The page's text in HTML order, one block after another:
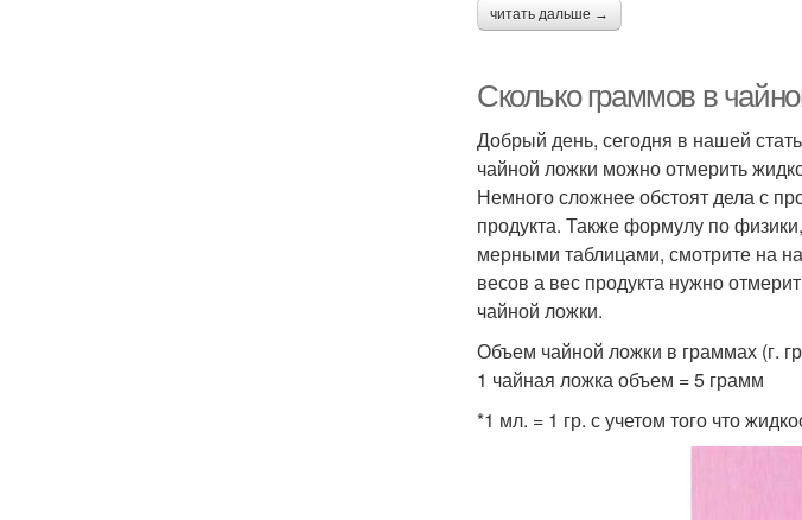
читать дальше →
Сколько граммов в
Добрый день, сегодня в нашей
чайной ложки можно отмерить
Немного сложнее обстоят дела с
продукта. Также формулу по
мерными таблицами, смотрите на
весов а вес продукта нужно
чайной ложки.
Объем чайной ложки в граммах (г.
1 чайная ложка объем = 5 грамм
*1 мл. = 1 гр. с учетом того что